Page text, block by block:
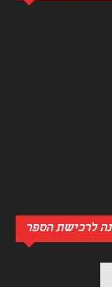
לרכישת הספר